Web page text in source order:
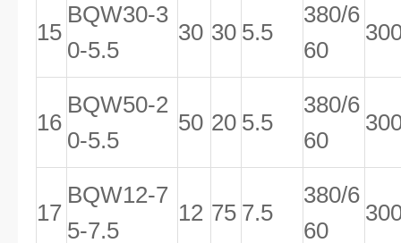
15
BQW30-3
0-5.5
30 30 5.5
380/6
60
16
BQW50-2
0-5.5
50 20 5.5
380/6
60
17
BQW12-7
5-7.5
12 75 7.5
380/6
60